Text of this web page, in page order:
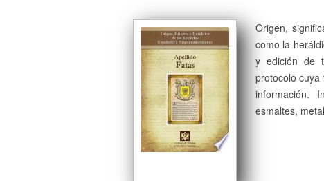
Origen,
como la
y edición de
protocolo
información.
esmaltes,